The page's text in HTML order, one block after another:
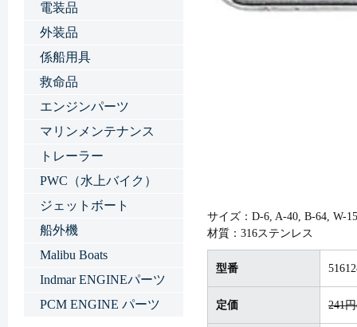
サイズ：D-6, A-40, B-64, W-
材質：316ステンレス
型番
定価 241
電装品
外装品
係船用具
救命品
エンジンパーツ
マリンメンテナンス
トレーラー
PWC（水上バイク）
ジェットボート
船外機
Malibu Boats
Indmar ENGINEパーツ
PCM ENGINE パーツ